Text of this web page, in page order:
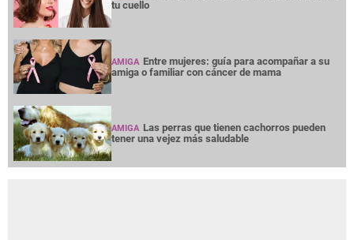
tu cuello
AMIGA Entre mujeres: guía para acompañar a su
amiga o familiar con cáncer de mama
AMIGA Las perras que tienen cachorros pueden
tener una vejez más saludable